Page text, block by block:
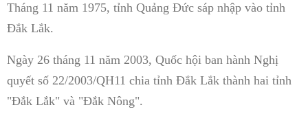
Tháng 11 năm 1975, tỉnh Quảng Đức sáp nhập vào tỉnh
Đắk Lắk.
Ngày 26 tháng 11 năm 2003, Quốc hội ban hành Nghị
quyết số 22/2003/QH11 chia tỉnh Đắk Lắk thành hai tỉnh
"Đắk Lắk" và "Đắk Nông".